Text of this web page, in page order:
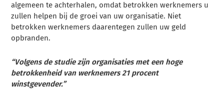
algemeen te achterhalen, omdat betrokken werknemers u
zullen helpen bij de groei van uw organisatie. Niet
betrokken werknemers daarentegen zullen uw geld
opbranden.
“Volgens de studie zijn organisaties met een hoge
betrokkenheid van werknemers 21 procent
winstgevender.”